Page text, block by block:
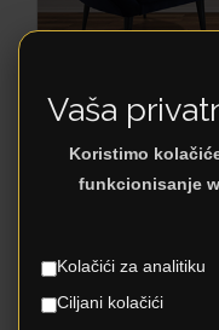
SIENA
Vaša
Koristimo
funkcionisanje
Kolačići za analitiku
Ciljani kolačići